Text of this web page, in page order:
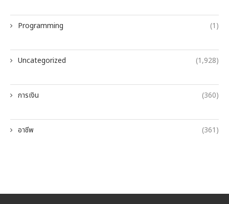
Programming (1)
Uncategorized (1,928)
การเงิน (360)
อาชีพ (361)